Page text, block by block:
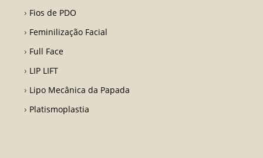
Fios de PDO
Feminilização Facial
Full Face
LIP LIFT
Lipo Mecânica da Papada
Platismoplastia